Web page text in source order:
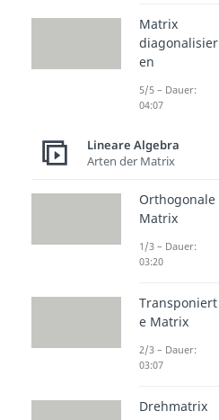
Matrix
diagonalisier
en
5/5 – Dauer:
04:07
Lineare Algebra
Arten der Matrix
Orthogonale
Matrix
1/3 – Dauer:
03:20
Transponiert
e Matrix
2/3 – Dauer:
03:07
Drehmatrix